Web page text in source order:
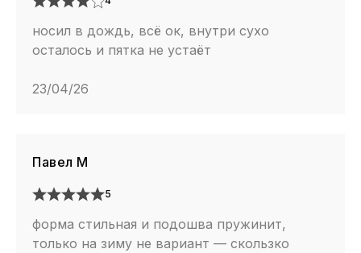
носил в дождь, всё ок, внутри сухо
осталось и пятка не устаёт
23/04/26
Павел М
5
форма стильная и подошва пружинит,
только на зиму не вариант — скользко